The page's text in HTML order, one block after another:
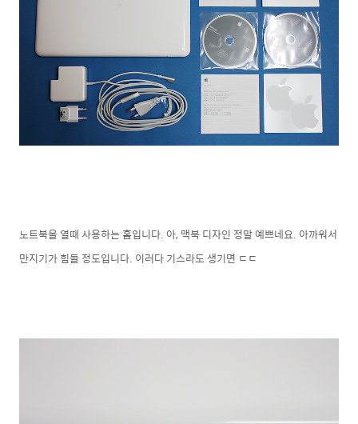
노트북을 열때 사용하는 홈입니다. 아, 맥북 디자인 정말 예쁘네요. 아까워서
만지기가 힘들 정도입니다. 이러다 기스라도 생기면 ㄷㄷ